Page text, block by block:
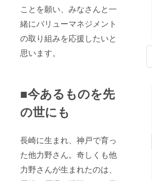
ことを願い、みなさんと一
緒にバリューマネジメント
の取り組みを応援したいと
思います。
■今あるものを先
の世にも
長崎に生まれ、神戸で育っ
た他力野さん。奇しくも他
力野さんが生まれたのは、